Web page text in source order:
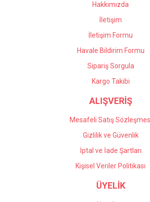
Gönder
Hakkımızda
İletişim
İletişim Formu
Havale Bildirim Formu
Sipariş Sorgula
Kargo Takibi
ALIŞVERİŞ
Mesafeli Satış
Gizlilik ve Güvenlik
İptal ve İade Şartları
Kişisel Veriler Politikası
ÜYELİK